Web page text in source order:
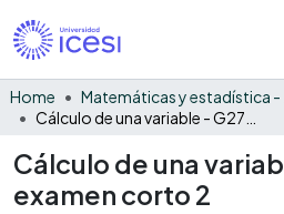
Home
Cálculo de una
examen corto 2